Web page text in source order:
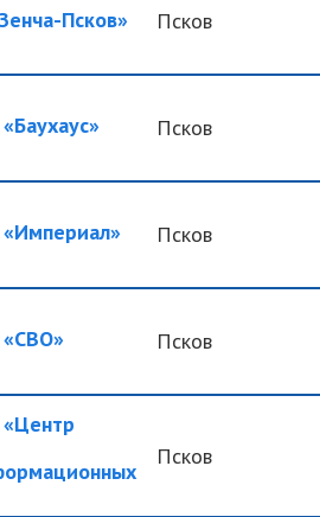
Псков» Псков
Псков
Псков
Псков
Псков